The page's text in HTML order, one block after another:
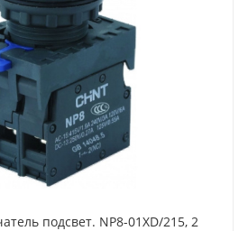
подсвет. NP8-01XD/215, 2